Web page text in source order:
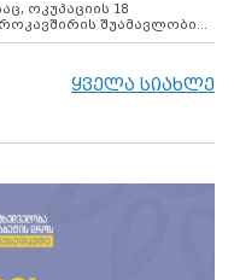
ოკუპაციის 18
შუამავლობით
შეწყვეტის
დგამს ნაბიჯებს მათი
ყველა სიახლე